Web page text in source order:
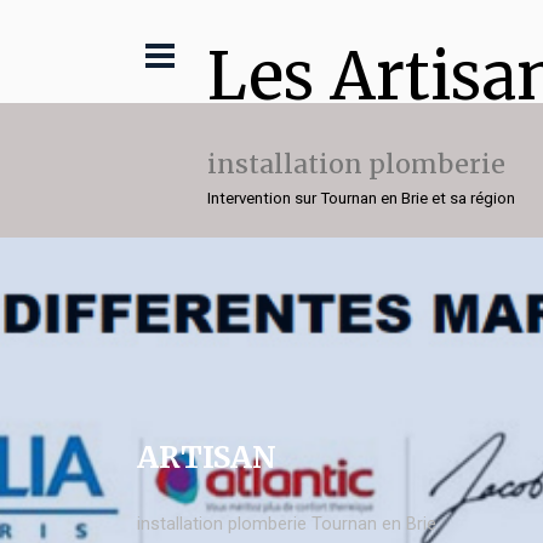
Les
installation plomberie
Intervention sur Tournan en Brie et sa région
ARTISAN
installation plomberie Tournan en Brie